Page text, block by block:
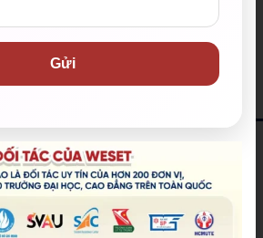
và ưu đãi lên đến 10.000.000đ khi
đăng ký khóa học (*)
KÝ NHẬN HỌC BỔNG
12+
tâm luyện thi IELTS tại Việt Nam
Gửi